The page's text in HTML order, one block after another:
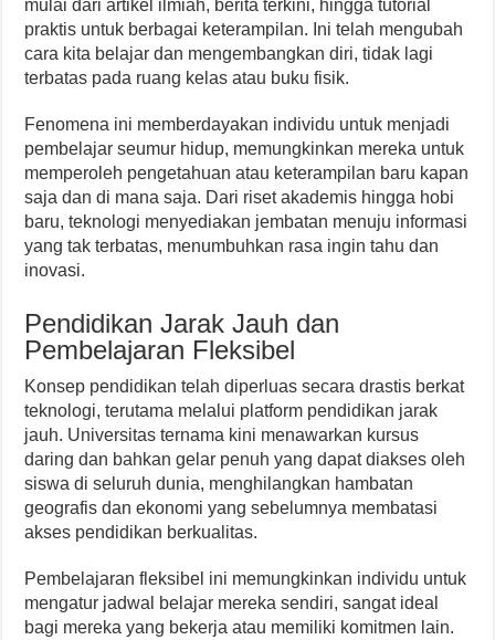
mulai dari artikel ilmiah, berita terkini, hingga tutorial
praktis untuk berbagai keterampilan. Ini telah mengubah
cara kita belajar dan mengembangkan diri, tidak lagi
terbatas pada ruang kelas atau buku fisik.
Fenomena ini memberdayakan individu untuk menjadi
pembelajar seumur hidup, memungkinkan mereka untuk
memperoleh pengetahuan atau keterampilan baru kapan
saja dan di mana saja. Dari riset akademis hingga hobi
baru, teknologi menyediakan jembatan menuju informasi
yang tak terbatas, menumbuhkan rasa ingin tahu dan
inovasi.
Pendidikan Jarak Jauh dan
Pembelajaran Fleksibel
Konsep pendidikan telah diperluas secara drastis berkat
teknologi, terutama melalui platform pendidikan jarak
jauh. Universitas ternama kini menawarkan kursus
daring dan bahkan gelar penuh yang dapat diakses oleh
siswa di seluruh dunia, menghilangkan hambatan
geografis dan ekonomi yang sebelumnya membatasi
akses pendidikan berkualitas.
Pembelajaran fleksibel ini memungkinkan individu untuk
mengatur jadwal belajar mereka sendiri, sangat ideal
bagi mereka yang bekerja atau memiliki komitmen lain.